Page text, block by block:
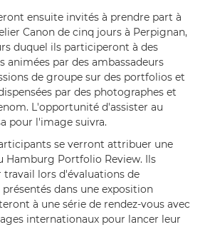
ensuite invités à prendre part à
Canon de cinq jours à Perpignan,
duquel ils participeront à des
animées par des ambassadeurs
de groupe sur des portfolios et
par des photographes et
L'opportunité d'assister au
pour l'image suivra.
se verront attribuer une
Hamburg Portfolio Review. Ils
lors d'évaluations de
dans une exposition
à une série de rendez-vous avec
internationaux pour lancer leur